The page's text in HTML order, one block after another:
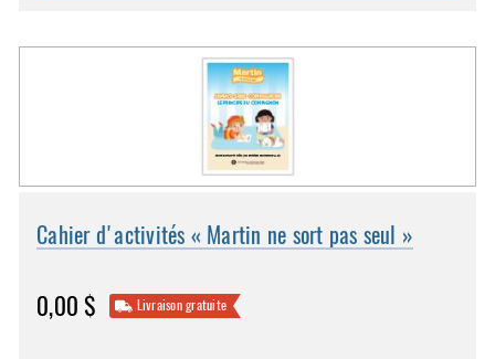
Cahier d'activités « Martin ne sort pas seul »
0,00 $ Livraison gratuite